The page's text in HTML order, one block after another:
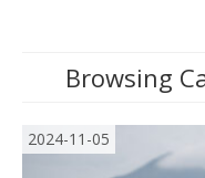
Browsing
2024-11-05